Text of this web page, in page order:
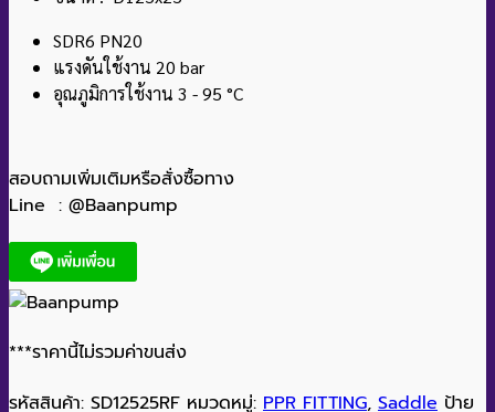
SDR6 PN20
แรงดันใช้งาน 20 bar
อุณภูมิการใช้งาน 3 - 95 °C
สอบถามเพิ่มเติมหรือสั่งซื้อทาง
Line : @Baanpump
***ราคานี้ไม่รวมค่าขนส่ง
รหัสสินค้า: SD12525RF หมวดหมู่: PPR FITTING, Saddle ป้าย